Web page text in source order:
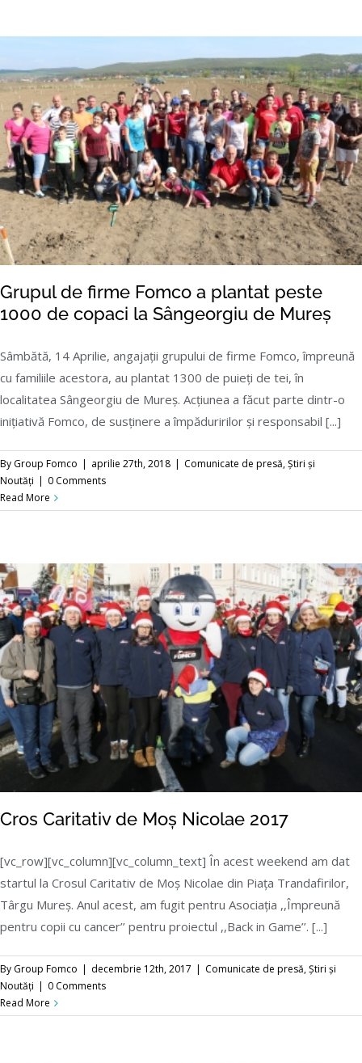
Grupul de firme Fomco a plantat peste 1000
de copaci la Sângeorgiu de Mureș
Grupul de firme Fomco a plantat peste
1000 de copaci la Sângeorgiu de Mureș
Sâmbătă, 14 Aprilie, angajații grupului de firme Fomco, împreună
cu familiile acestora, au plantat 1300 de puieți de tei, în
localitatea Sângeorgiu de Mureș. Acțiunea a făcut parte dintr-o
inițiativă Fomco, de susținere a împăduririlor și responsabil [...]
By Group Fomco | aprilie 27th, 2018 | Comunicate de presă,Știri și
Noutăți | 0 Comments
Read More
Cros Caritativ de Moș Nicolae 2017
Cros Caritativ de Moș Nicolae 2017
[vc_row][vc_column][vc_column_text] În acest weekend am dat
startul la Crosul Caritativ de Moș Nicolae din Piața Trandafirilor,
Târgu Mureș. Anul acest, am fugit pentru Asociaţia ,,Împreună
pentru copii cu cancer’’ pentru proiectul ,,Back in Game’’. [...]
By Group Fomco | decembrie 12th, 2017 | Comunicate de presă,Știri și
Noutăți | 0 Comments
Read More